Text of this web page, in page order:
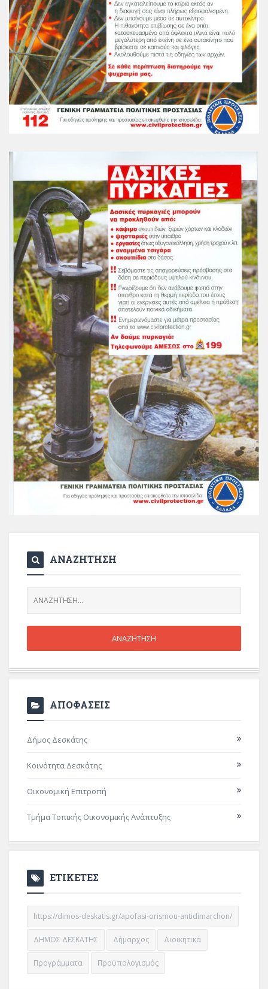
ΑΝΑΖΗΤΗΣΗ
ΑΠΟΦΑΣΕΙΣ
Δήμος Δεσκάτης
Κοινότητα Δεσκάτης
Οικονομική Επιτροπή
Τμήμα Τοπικής Οικονομικής Ανάπτυξης
ΕΤΙΚΕΤΕΣ
https://dimos-deskatis.gr/apofasi-orismou-antidimarchon/
ΔΗΜΟΣ ΔΕΣΚΑΤΗΣ Δήμαρχος Διοικητικά
Προγράμματα Προϋπολογισμός